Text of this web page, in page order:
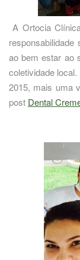
A Ortocia
ao bem estar ao
coletividade
2015, mais uma
post Dental